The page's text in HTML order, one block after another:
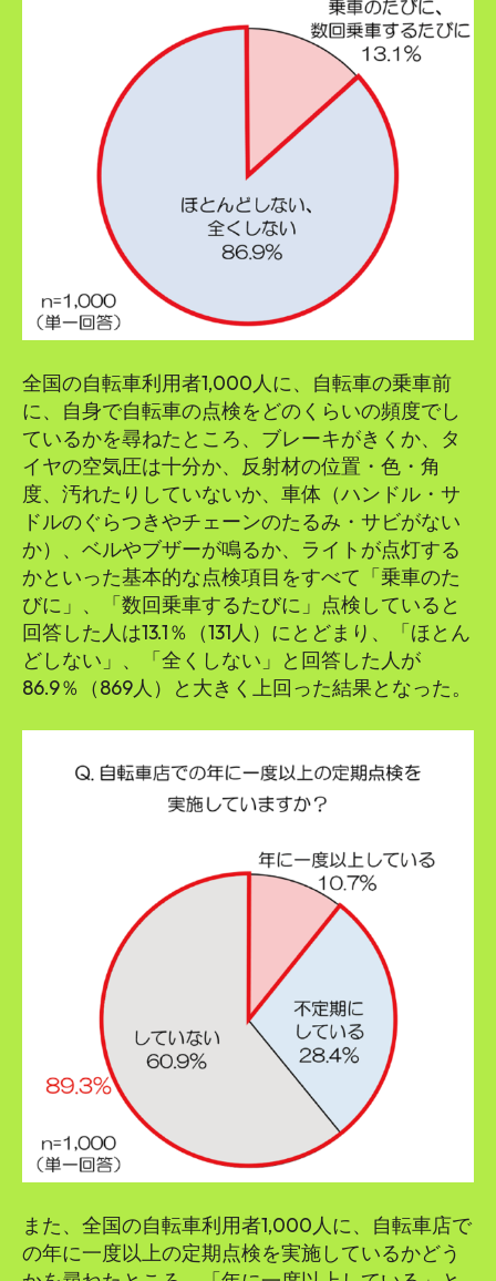
全国の自転車利用者1,000人に、自転車の乗車前
に、自身で自転車の点検をどのくらいの頻度でし
ているかを尋ねたところ、ブレーキがきくか、タ
イヤの空気圧は十分か、反射材の位置・色・角
度、汚れたりしていないか、車体（ハンドル・サ
ドルのぐらつきやチェーンのたるみ・サビがない
か）、ベルやブザーが鳴るか、ライトが点灯する
かといった基本的な点検項目をすべて「乗車のた
びに」、「数回乗車するたびに」点検していると
回答した人は13.1％（131人）にとどまり、「ほとん
どしない」、「全くしない」と回答した人が
86.9％（869人）と大きく上回った結果となった。
また、全国の自転車利用者1,000人に、自転車店で
の年に一度以上の定期点検を実施しているかどう